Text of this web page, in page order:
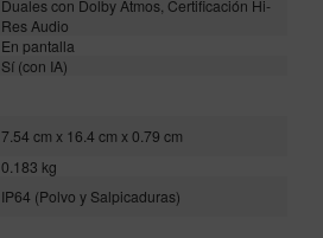
Duales con Dolby Atmos, Certificación Hi-
Res Audio
En pantalla
Sí (con IA)
7.54 cm x 16.4 cm x 0.79 cm
0.183 kg
IP64 (Polvo y Salpicaduras)